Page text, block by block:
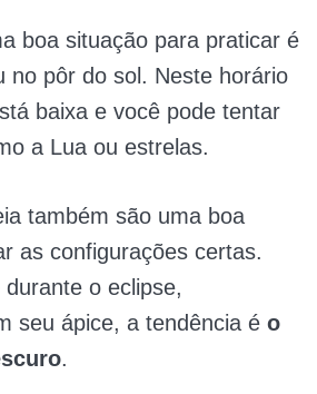
boa situação para praticar é
no pôr do sol. Neste horário
baixa e você pode tentar
a Lua ou estrelas.
também são uma boa
as configurações certas.
o eclipse,
seu ápice, a tendência é o
.